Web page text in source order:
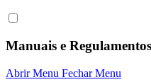
Manuais e Regulamentos
Abrir Menu Fechar Menu